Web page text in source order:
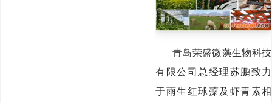
青岛荣盛微藻生物科技
有限公司总经理苏鹏致力
于雨生红球藻及虾青素相